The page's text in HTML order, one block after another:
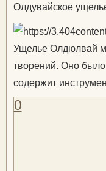
Олдувайское
Ущелье Олдюлвай
творений. Оно
содержит
0